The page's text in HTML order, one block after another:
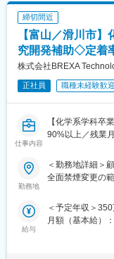
また、技術者と
け技術講師とい
ど、幅広い選択
■研修制度
社内研修システ
365日、好きな
技術研修で、機
学べます。
変更の範囲：会
※周りに経験豊富
ける事ができます
■保有案件の属性
化学エンジニア
望やスキル経験
導体関連、大学
・化学系（有機
・分析系（医薬
デーション、抽
■はたらく環境：
時間は20時間程
り、プライベー
締切間近
【富山／滑川市
究開発補助◇定着
株式会社BREXA
正社員 職種未経験歓迎
仕事内容
【化学系学科卒
90%以上／残業
富山県滑川市に
ート製品の研究
＜化成品、フイ
・試作のための
勤務地
＜勤務地詳細＞
全面禁煙変更の
給与
＜予定年収＞
月額（基本給）